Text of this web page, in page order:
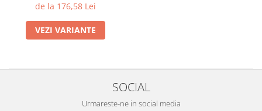
de la 176,58 Lei
VEZI VARIANTE
SOCIAL
Urmareste-ne in social media